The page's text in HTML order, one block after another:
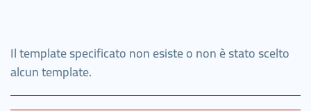
Il template specificato non esiste o non è stato scelto
alcun template.